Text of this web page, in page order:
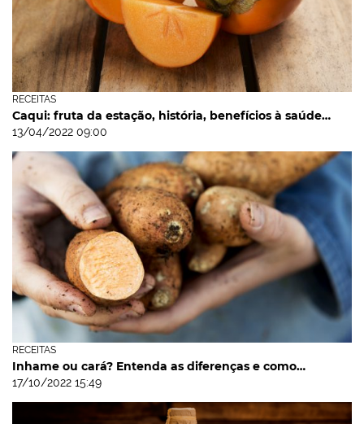
RECEITAS
Caqui: fruta da estação, história, benefícios à saúde…
13/04/2022 09:00
RECEITAS
Inhame ou cará? Entenda as diferenças e como…
17/10/2022 15:49